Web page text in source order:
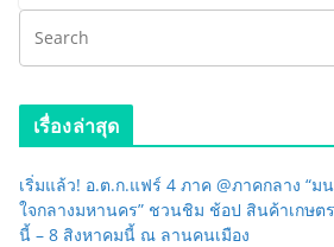
เรื่องล่าสุด
เริ่มแล้ว! อ.ต.ก.แฟร์ 4 ภาค @ภาคกลาง “ม
ใจกลางมหานคร” ชวนชิม ช้อป สินค้าเกษ
นี้ – 8 สิงหาคมนี้ ณ ลานคนเมือง